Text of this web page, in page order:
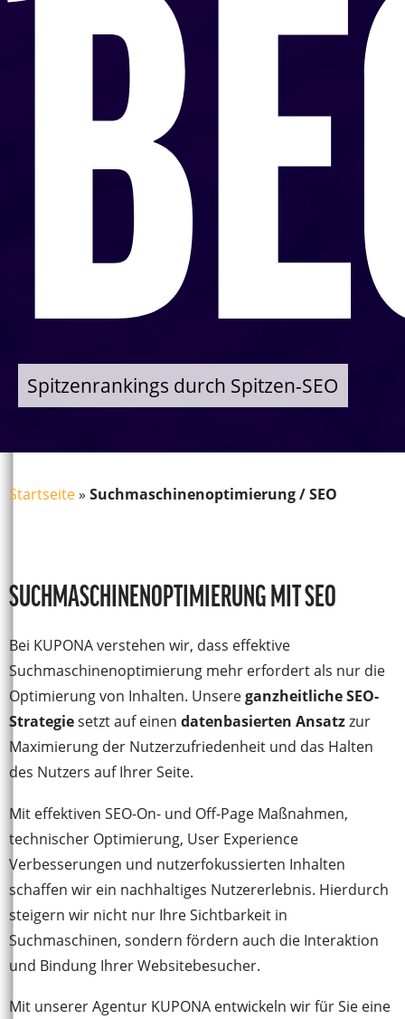
Spitzenrankings durch Spitzen-SEO
Startseite» Suchmaschinenoptimierung / SEO
SUCHMASCHINENOPTIMIERUNG MIT SEO
Bei KUPONA verstehen wir, dass effektive
Suchmaschinenoptimierung mehr erfordert als nur die
Optimierung von Inhalten. Unsereganzheitliche SEO-
Strategiesetzt auf einen datenbasierten Ansatzzur
Maximierung der Nutzerzufriedenheit und das Halten
des Nutzers auf Ihrer Seite.
Mit effektiven SEO-On- und Off-Page Maßnahmen,
technischer Optimierung, User Experience
Verbesserungen und nutzerfokussierten Inhalten
schaffen wir ein nachhaltiges Nutzererlebnis. Hierdurch
steigern wir nicht nur Ihre Sichtbarkeit in
Suchmaschinen, sondern fördern auch die Interaktion
und Bindung Ihrer Websitebesucher.
Mit unserer Agentur KUPONA entwickeln wir für Sie eine